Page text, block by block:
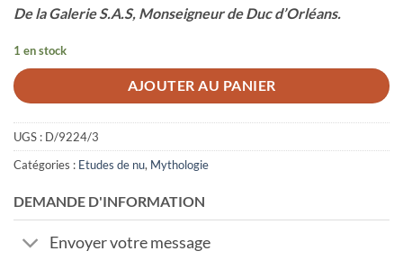
De la Galerie S.A.S, Monseigneur de Duc d’Orléans.
1 en stock
AJOUTER AU PANIER
UGS : D/9224/3
Catégories : Etudes de nu, Mythologie
DEMANDE D'INFORMATION
Envoyer votre message